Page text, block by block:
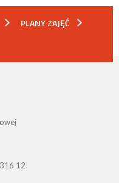
PLANY ZAJĘĆ
12